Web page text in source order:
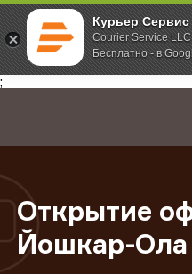
Курьер Сервис
Courier Service LLC
Бесплатно - в
;
Главная О компании
Открытие
Йошкар-Ола